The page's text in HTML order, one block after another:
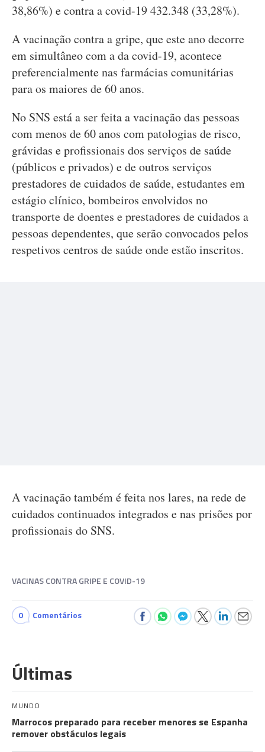
38,86%) e contra a covid-19 432.348 (33,28%).
A vacinação contra a gripe, que este ano decorre
em simultâneo com a da covid-19, acontece
preferencialmente nas farmácias comunitárias
para os maiores de 60 anos.
No SNS está a ser feita a vacinação das pessoas
com menos de 60 anos com patologias de risco,
grávidas e profissionais dos serviços de saúde
(públicos e privados) e de outros serviços
prestadores de cuidados de saúde, estudantes em
estágio clínico, bombeiros envolvidos no
transporte de doentes e prestadores de cuidados a
pessoas dependentes, que serão convocados pelos
respetivos centros de saúde onde estão inscritos.
A vacinação também é feita nos lares, na rede de
cuidados continuados integrados e nas prisões por
profissionais do SNS.
VACINAS CONTRA GRIPE E COVID-19
0 Comentários
Últimas
MUNDO
Marrocos preparado para receber menores se Espanha
remover obstáculos legais